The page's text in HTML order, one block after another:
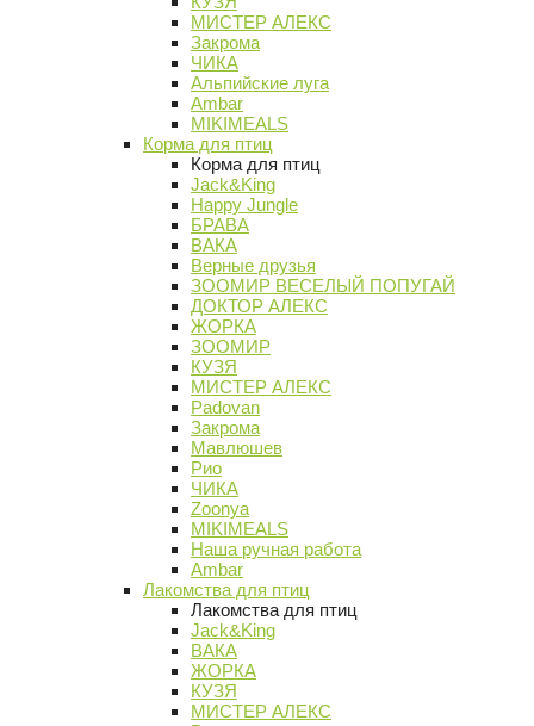
МИСТЕР АЛЕКС
Закрома
ЧИКА
Альпийские луга
Ambar
MIKIMEALS
Корма для птиц
Корма для птиц
Jack&King
Happy Jungle
БРАВА
ВАКА
Верные друзья
ЗООМИР ВЕСЕЛЫЙ ПОПУГАЙ
ДОКТОР АЛЕКС
ЖОРКА
ЗООМИР
КУЗЯ
МИСТЕР АЛЕКС
Padovan
Закрома
Мавлюшев
Рио
ЧИКА
Zoonya
MIKIMEALS
Наша ручная работа
Ambar
Лакомства для птиц
Лакомства для птиц
Jack&King
ВАКА
ЖОРКА
КУЗЯ
МИСТЕР АЛЕКС